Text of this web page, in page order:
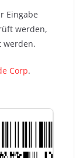
Eingabe
werden,
werden.
Corp.